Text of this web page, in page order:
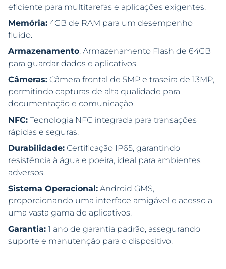
eficiente para multitarefas e aplicações exigentes.
Memória: 4GB de RAM para um desempenho
fluido.
Armazenamento: Armazenamento Flash de 64GB
para guardar dados e aplicativos.
Câmeras: Câmera frontal de 5MP e traseira de 13MP,
permitindo capturas de alta qualidade para
documentação e comunicação.
NFC: Tecnologia NFC integrada para transações
rápidas e seguras.
Durabilidade: Certificação IP65, garantindo
resistência à água e poeira, ideal para ambientes
adversos.
Sistema Operacional: Android GMS,
proporcionando uma interface amigável e acesso a
uma vasta gama de aplicativos.
Garantia: 1 ano de garantia padrão, assegurando
suporte e manutenção para o dispositivo.